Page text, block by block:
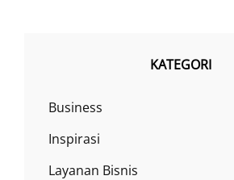
KATEGORI
Business
Inspirasi
Layanan Bisnis